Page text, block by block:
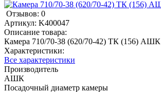
Отзывов: 0
Артикул: K400047
Описание товара:
Камера 710/70-38 (620/70-42) ТК (156) АШК
Характеристики:
Все характеристики
Производитель
АШК
Посадочный диаметр камеры